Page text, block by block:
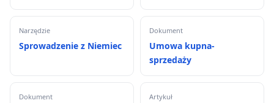
Narzędzie
Sprowadzenie z Niemiec
Dokument
Umowa kupna-
sprzedaży
Dokument Artykuł